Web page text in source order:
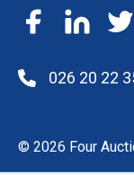
FacebookLinkedIn
026 20 22
© 2026 Four